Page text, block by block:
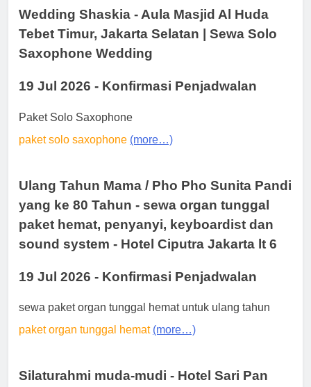
Wedding Shaskia - Aula Masjid Al Huda
Tebet Timur, Jakarta Selatan | Sewa Solo
Saxophone Wedding
19 Jul 2026 - Konfirmasi Penjadwalan
Paket Solo Saxophone
paket solo saxophone (more…)
Ulang Tahun Mama / Pho Pho Sunita Pandi
yang ke 80 Tahun - sewa organ tunggal
paket hemat, penyanyi, keyboardist dan
sound system - Hotel Ciputra Jakarta lt 6
19 Jul 2026 - Konfirmasi Penjadwalan
sewa paket organ tunggal hemat untuk ulang tahun
paket organ tunggal hemat (more…)
Silaturahmi muda-mudi - Hotel Sari Pan